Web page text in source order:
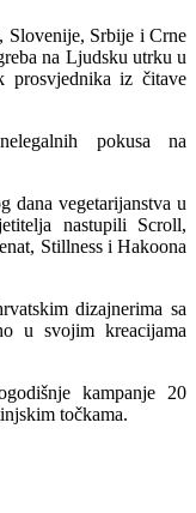
Slovenije, Srbije i Crne
na Ljudsku utrku u
prosvjednika iz čitave
pokusa na
dana vegetarijanstva u
nastupili Scroll,
Stillness i Hakoona
dizajnerima sa
u svojim kreacijama
kampanje 20
točkama.